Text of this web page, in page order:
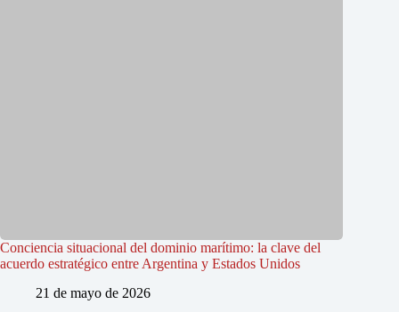
Conciencia situacional del dominio marítimo: la clave del
acuerdo estratégico entre Argentina y Estados Unidos
21 de mayo de 2026